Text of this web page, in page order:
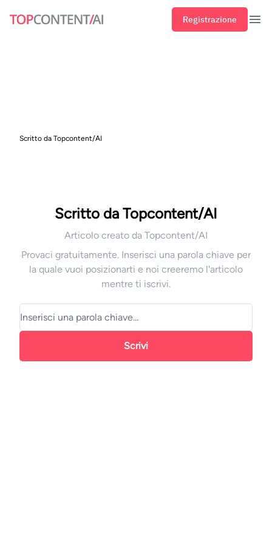
Registrazione
Scritto da Topcontent/AI
Scritto da Topcontent/AI
Articolo creato da Topcontent/AI
Provaci gratuitamente. Inserisci una parola chiave per
la quale vuoi posizionarti e noi creeremo l'articolo
mentre ti iscrivi.
Scrivi